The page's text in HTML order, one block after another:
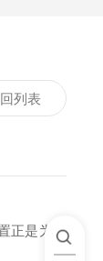
正是为解
列表